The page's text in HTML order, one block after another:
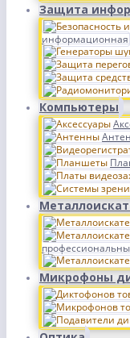
Защита
информационная
Компьютеры
Микрофоны